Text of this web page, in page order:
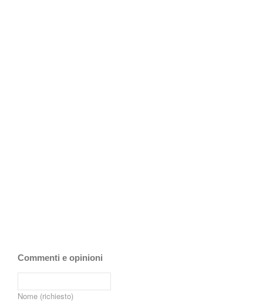
Commenti e opinioni
Nome (richiesto)